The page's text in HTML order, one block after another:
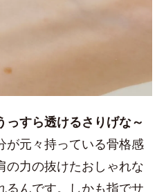
っすら透けるさりげな～
が元々持っている骨格感
の力の抜けたおしゃれな
るんです。しかも指でサ